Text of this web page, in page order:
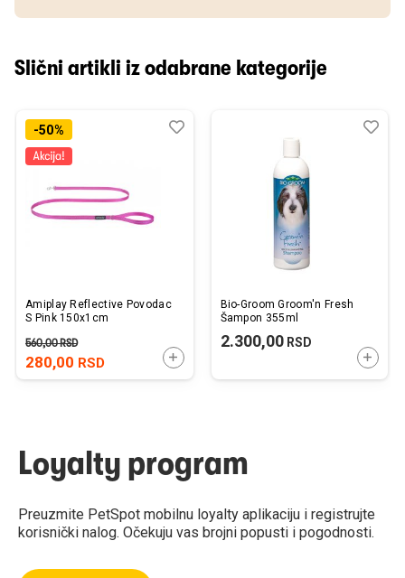
Slični artikli iz odabrane kategorije
-50%
Amiplay Reflective Povodac
S Pink 150x1cm
280,00 RSD
560,00RSD
DODAJTE U KORPU
Dodaj
Uporedi
Bio-Groom Groom'n Fresh
Šampon 355ml
2.300,00RSD
Loyalty program
Preuzmite PetSpot mobilnu loyalty aplikaciju i registrujte
korisnički nalog. Očekuju vas brojni popusti i pogodnosti.